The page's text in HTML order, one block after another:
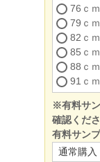
76ｃｍ
79ｃｍ
82ｃｍ
85ｃｍ
88ｃｍ
91ｃｍ
※有料サ
確認くださ
有料サン